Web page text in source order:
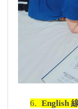
6. English